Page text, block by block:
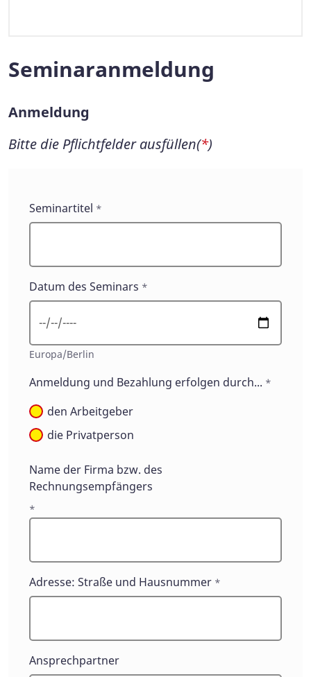
Seminaranmeldung
Anmeldung
Bitte die Pflichtfelder ausfüllen(*)
Anmeldung
Seminartitel *
Datum des Seminars *
Europa/Berlin
Anmeldung und Bezahlung erfolgen durch... *
den Arbeitgeber
die Privatperson
Name der Firma bzw. des
Rechnungsempfängers
*
Adresse: Straße und Hausnummer *
Ansprechpartner